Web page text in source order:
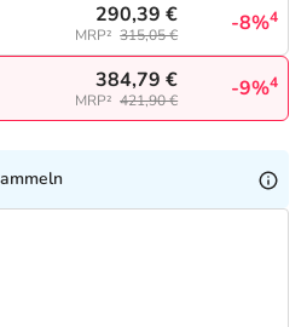
290,39 €
MRP² 315,05 € -8%4
384,79 €
MRP² 421,90 € -9%4